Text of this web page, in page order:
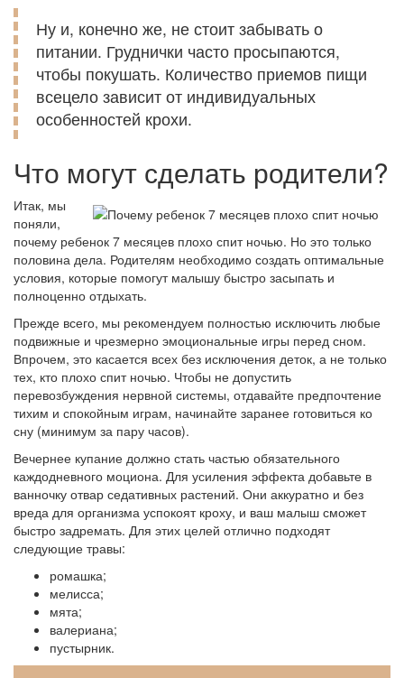
Ну и, конечно же, не стоит забывать о
питании. Груднички часто просыпаются,
чтобы покушать. Количество приемов пищи
всецело зависит от индивидуальных
особенностей крохи.
Что могут сделать родители?
Итак, мы
поняли,
почему ребенок 7 месяцев плохо спит ночью. Но это только
половина дела. Родителям необходимо создать оптимальные
условия, которые помогут малышу быстро засыпать и
полноценно отдыхать.
Прежде всего, мы рекомендуем полностью исключить любые
подвижные и чрезмерно эмоциональные игры перед сном.
Впрочем, это касается всех без исключения деток, а не только
тех, кто плохо спит ночью. Чтобы не допустить
перевозбуждения нервной системы, отдавайте предпочтение
тихим и спокойным играм, начинайте заранее готовиться ко
сну (минимум за пару часов).
Вечернее купание должно стать частью обязательного
каждодневного моциона. Для усиления эффекта добавьте в
ванночку отвар седативных растений. Они аккуратно и без
вреда для организма успокоят кроху, и ваш малыш сможет
быстро задремать. Для этих целей отлично подходят
следующие травы:
ромашка;
мелисса;
мята;
валериана;
пустырник.